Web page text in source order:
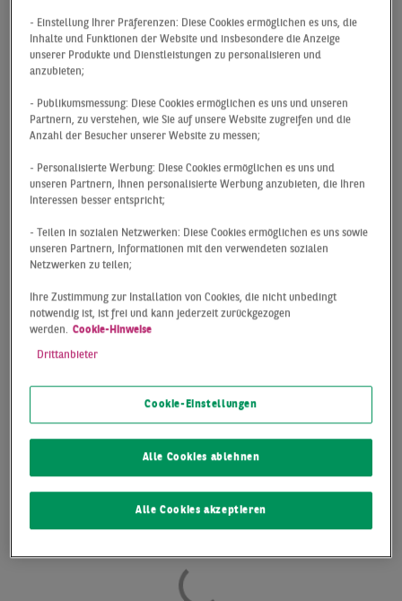
für das spürbar rückläufige Resultat sind bislang kaum
erfolgte Großanmietungen. Im ersten Halbjahr konnte
nur ein Vertrag über 10.000 m² registriert werden.
Demgegenüber war in den kleinteiligen und mittleren
Marktsegmenten eine durchaus lebhafte Nachfrage zu
beobachten, insbesondere vor dem Hintergrund, dass
mehrere Monate noch vom Lockdown geprägt waren.
Nicht nur die Anzahl der getätigten Vertragsabschlüsse
lag mit über 280 fast 10 % über dem Vorjahreszeitraum,
sondern auch der Flächenumsatz bis 10.000 m²
übertrifft den Vorjahreswert. Zu den wichtigsten
Abschlüssen gehören eine Anmietung der Wacker
Chemie AG über gut 14.000 m² im Werksviertel sowie ein
Abschluss des TÜV Süd über rund 8.000 m², der genauso
wie ein Vertrag der Stadt München über 7.800 m² im
Stadtgebiet West getätigt wurde.
- Einstellung Ihrer Präferenzen: Diese Cookies ermöglichen es uns, die
Inhalte und Funktionen der Website und insbesondere die Anzeige
unserer Produkte und Dienstleistungen zu personalisieren und
anzubieten;
- Publikumsmessung: Diese Cookies ermöglichen es uns und unseren
Partnern, zu verstehen, wie Sie auf unsere Website zugreifen und die
Anzahl der Besucher unserer Website zu messen;
- Personalisierte Werbung: Diese Cookies ermöglichen es uns und
unseren Partnern, Ihnen personalisierte Werbung anzubieten, die Ihren
Interessen besser entspricht;
- Teilen in sozialen Netzwerken: Diese Cookies ermöglichen es uns sowie
unseren Partnern, Informationen mit den verwendeten sozialen
Netzwerken zu teilen;
Ihre Zustimmung zur Installation von Cookies, die nicht unbedingt
notwendig ist, ist frei und kann jederzeit zurückgezogen
werden. Cookie-Hinweise
Drittanbieter
Cookie-Einstellungen
Alle Cookies ablehnen
Alle Cookies akzeptieren